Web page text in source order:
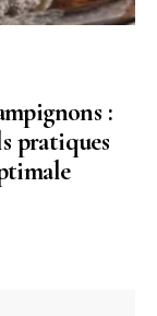
:
pratiques